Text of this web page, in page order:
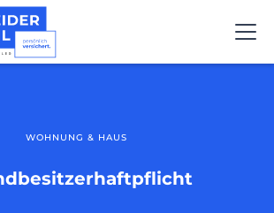
WOHNUNG & HAUS